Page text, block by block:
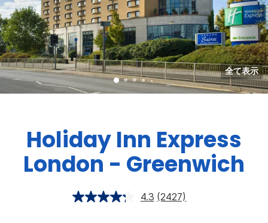
全て表示
Holiday Inn Express
London - Greenwich
4.3 (2427)